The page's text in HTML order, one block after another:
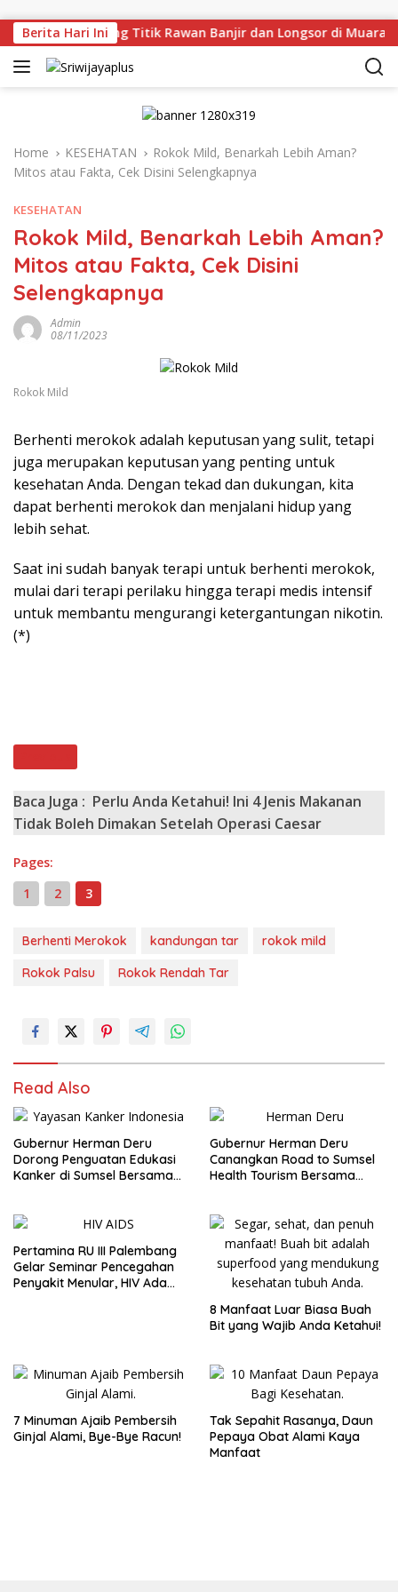
Berita Hari Ini
Tinjau Langsung Titik Rawan Banjir dan Longsor di Muara
Home KESEHATAN
Rokok Mild, Benarkah Lebih Aman?
Mitos atau Fakta, Cek Disini Selengkapnya
KESEHATAN
Rokok Mild, Benarkah Lebih Aman?
Mitos atau Fakta, Cek Disini
Selengkapnya
Admin
08/11/2023
Rokok Mild
Berhenti merokok adalah keputusan yang sulit, tetapi
juga merupakan keputusan yang penting untuk
kesehatan Anda. Dengan tekad dan dukungan, kita
dapat berhenti merokok dan menjalani hidup yang
lebih sehat.
Saat ini sudah banyak terapi untuk berhenti merokok,
mulai dari terapi perilaku hingga terapi medis intensif
untuk membantu mengurangi ketergantungan nikotin.
(*)
Baca Juga : Perlu Anda Ketahui! Ini 4 Jenis Makanan
Tidak Boleh Dimakan Setelah Operasi Caesar
Pages:
1
2 3
Berhenti Merokok kandungan tar
rokok mild
Rokok Palsu
Rokok Rendah Tar
Read Also
Gubernur Herman Deru
Dorong Penguatan Edukasi
Kanker di Sumsel Bersama
Gubernur Herman Deru
Canangkan Road to Sumsel
Health Tourism Bersama
Pertamina RU III Palembang
Gelar Seminar Pencegahan
Penyakit Menular, HIV Ada
8 Manfaat Luar Biasa Buah
Bit yang Wajib Anda Ketahui!
7 Minuman Ajaib Pembersih
Ginjal Alami, Bye-Bye Racun!
Tak Sepahit Rasanya, Daun
Pepaya Obat Alami Kaya
Manfaat